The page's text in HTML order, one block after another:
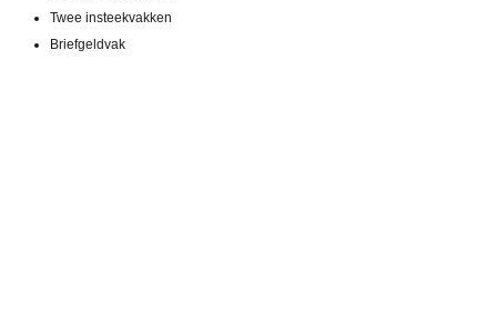
Twee insteekvakken
Briefgeldvak